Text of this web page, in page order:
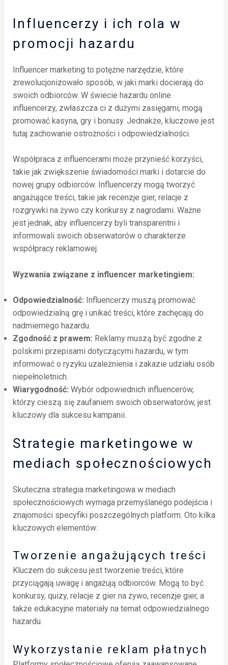
Influencerzy i ich rola w
promocji hazardu
Influencer marketing to potężne narzędzie, które
zrewolucjonizowało sposób, w jaki marki docierają do
swoich odbiorców. W świecie hazardu online
influencerzy, zwłaszcza ci z dużymi zasięgami, mogą
promować kasyna, gry i bonusy. Jednakże, kluczowe jest
tutaj zachowanie ostrożności i odpowiedzialności.
Współpraca z influencerami może przynieść korzyści,
takie jak zwiększenie świadomości marki i dotarcie do
nowej grupy odbiorców. Influencerzy mogą tworzyć
angażujące treści, takie jak recenzje gier, relacje z
rozgrywki na żywo czy konkursy z nagrodami. Ważne
jest jednak, aby influencerzy byli transparentni i
informowali swoich obserwatorów o charakterze
współpracy reklamowej.
Wyzwania związane z influencer marketingiem:
Odpowiedzialność: Influencerzy muszą promować
odpowiedzialną grę i unikać treści, które zachęcają do
nadmiernego hazardu.
Zgodność z prawem: Reklamy muszą być zgodne z
polskimi przepisami dotyczącymi hazardu, w tym
informować o ryzyku uzależnienia i zakazie udziału osób
niepełnoletnich.
Wiarygodność: Wybór odpowiednich influencerów,
którzy cieszą się zaufaniem swoich obserwatorów, jest
kluczowy dla sukcesu kampanii.
Strategie marketingowe w
mediach społecznościowych
Skuteczna strategia marketingowa w mediach
społecznościowych wymaga przemyślanego podejścia i
znajomości specyfiki poszczególnych platform. Oto kilka
kluczowych elementów:
Tworzenie angażujących treści
Kluczem do sukcesu jest tworzenie treści, które
przyciągają uwagę i angażują odbiorców. Mogą to być
konkursy, quizy, relacje z gier na żywo, recenzje gier, a
także edukacyjne materiały na temat odpowiedzialnego
hazardu.
Wykorzystanie reklam płatnych